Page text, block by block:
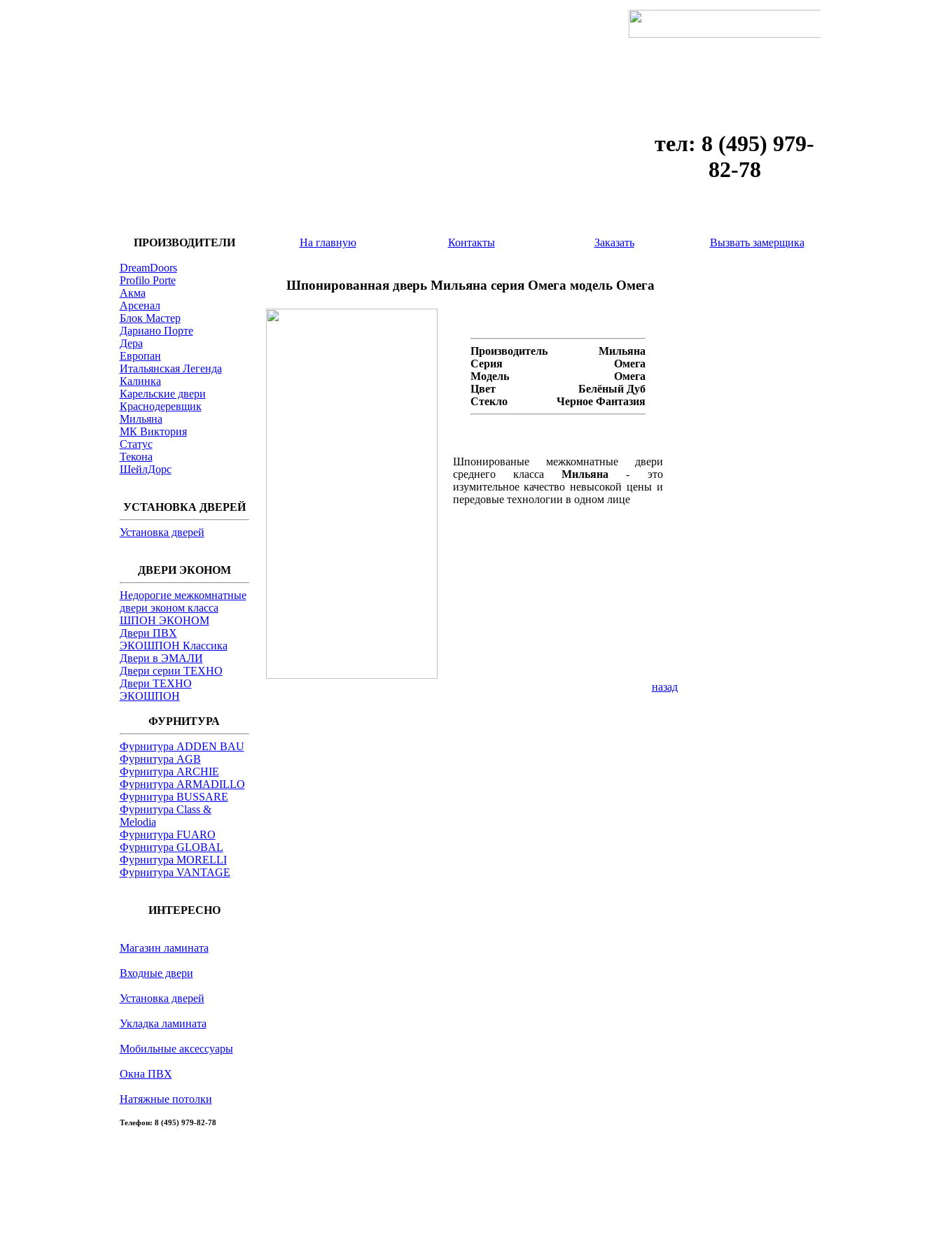
тел: 8 (495) 979-
82-78
ПРОИЗВОДИТЕЛИ
DreamDoors
Profilo Porte
Акма
Арсенал
Блок Мастер
Дариано Порте
Дера
Европан
Итальянская Легенда
Калинка
Карельские двери
Краснодеревщик
Мильяна
МК Виктория
Статус
Текона
ШейлДорс
УСТАНОВКА ДВЕРЕЙ
Установка дверей
ДВЕРИ ЭКОНОМ
Недорогие межкомнатные
двери эконом класса
ШПОН ЭКОНОМ
Двери ПВХ
ЭКОШПОН Классика
Двери в ЭМАЛИ
Двери серии ТЕХНО
Двери ТЕХНО
ЭКОШПОН
ФУРНИТУРА
Фурнитура ADDEN BAU
Фурнитура AGB
Фурнитура ARCHIE
Фурнитура ARMADILLO
Фурнитура BUSSARE
Фурнитура Class &
Melodia
Фурнитура FUARO
Фурнитура GLOBAL
Фурнитура MORELLI
Фурнитура VANTAGE
ИНТЕРЕСНО
Магазин ламината
Входные двери
Установка дверей
Укладка ламината
Мобильные аксессуары
Окна ПВХ
Натяжные потолки
Телефон: 8 (495) 979-82-78
На главную Контакты Заказать Вызвать замерщика
Шпонированная дверь Мильяна серия Омега модель Омега
Производитель
Мильяна
Серия
Омега
Модель
Омега
Цвет
Белёный Дуб
Стекло
Черное Фантазия
Шпонированые межкомнатные двери
среднего класса Мильяна - это
изумительное качество невысокой цены и
передовые технологии в одном лице
назад